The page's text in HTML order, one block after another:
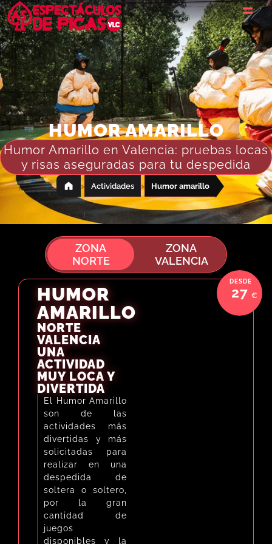
HUMOR AMARILLO
Humor Amarillo en Valencia: pruebas locas
y risas aseguradas para tu despedida
› Actividades › Humor amarillo
ZONA
NORTE
ZONA
VALENCIA
27
HUMOR
AMARILLO
NORTE
VALENCIA
UNA
ACTIVIDAD
MUY LOCA Y
DIVERTIDA
El Humor Amarillo
son de las
actividades más
divertidas y más
solicitadas para
realizar en una
despedida de
soltera o soltero,
por la gran
cantidad de
juegos
disponibles y la
27
HUMOR
AMARILLO
VALENCIA
VEN A JUGAR
AL HUMOR
AMARILLO,
LOS JUEGOS
MÁS LOCOS
Las gimkanas de
humor amarillo
son la actividad
perfecta para
disfrutar con tu
grupo de amig@s
o en la
celebración de
una despedida de
soltero o soltera.
Son juegos
divertidos donde